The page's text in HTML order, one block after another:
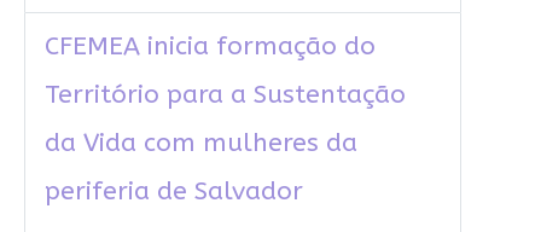
CFEMEA inicia formação do
Território para a Sustentação
da Vida com mulheres da
periferia de Salvador